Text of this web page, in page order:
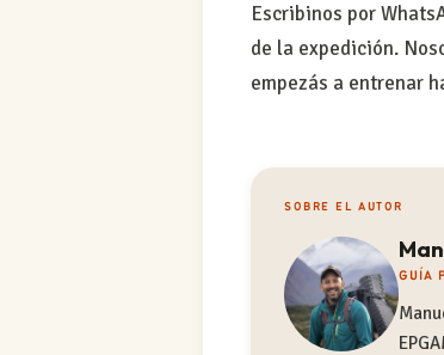
Escribinos por
de la expedición.
empezás a entrenar
SOBRE EL AUTOR
GUÍA